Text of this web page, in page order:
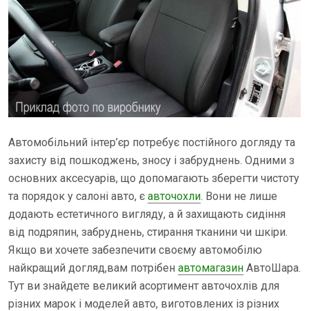
Автомобільний інтер’єр потребує постійного догляду та
захисту від пошкоджень, зносу і забруднень. Одними з
основних аксесуарів, що допомагають зберегти чистоту
та порядок у салоні авто, є авточохли. Вони не лише
додають естетичного вигляду, а й захищають сидіння
від подряпин, забруднень, стирання тканини чи шкіри.
Якщо ви хочете забезпечити своєму автомобілю
найкращий догляд,вам потрібен автомагазин АвтоШара.
Тут ви знайдете великий асортимент авточохлів для
різних марок і моделей авто, виготовлених із різних